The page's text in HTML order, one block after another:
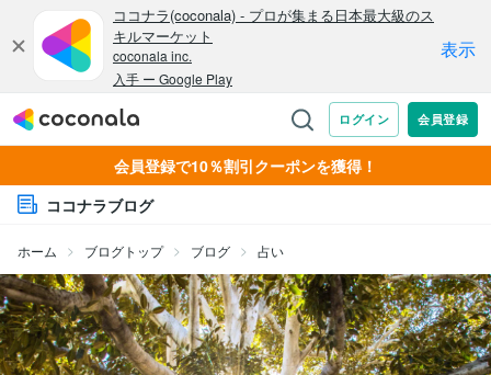
会員登録で10％割引クーポンを獲得！
ココナラブログ
ホーム ブログトップ ブログ 占い